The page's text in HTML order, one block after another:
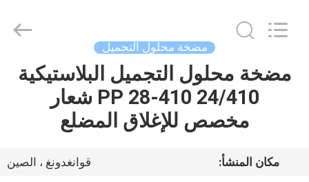
المنزل
المنتجات
برنامج
PRODUCTS
MANUFACTORY
مضخة محلول التجميل
مضخة محلول التجميل البلاستيكية
PP 28-410 24/410 شعار
مخصص للإغلاق المضلع
مكان المنشأ:
قوانغدونغ ، الصين